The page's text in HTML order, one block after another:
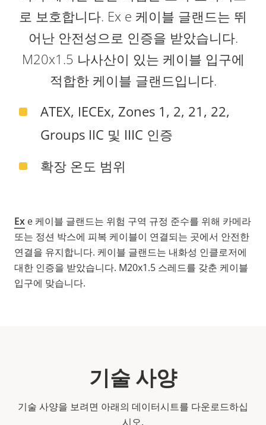
로 보호합니다. Ex e 케이블 글랜드는 뛰
어난 안전성으로 인증을 받았습니다.
M20x1.5 나사산이 있는 케이블 입구에
적합한 케이블 글랜드입니다.
ATEX, IECEx, Zones 1, 2, 21, 22,
Groups IIC 및 IIIC 인증
확장 온도 범위
Ex e 케이블 글랜드는 위험 구역 규정 준수를 위해 카메라
또는 정션 박스에 피복 케이블이 연결되는 곳에서 안전한
연결을 유지합니다. 케이블 글랜드는 내화성 인클로저에
대한 인증을 받았습니다. M20x1.5 스레드를 갖춘 케이블
입구에 맞습니다.
기술 사양
기술 사양을 보려면 아래의 데이터시트를 다운로드하십
시오.